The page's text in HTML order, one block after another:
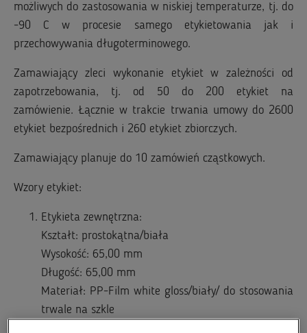
możliwych do zastosowania w niskiej temperaturze, tj. do
-90 C w procesie samego etykietowania jak i
przechowywania długoterminowego.
Zamawiający zleci wykonanie etykiet w zależności od
zapotrzebowania, tj. od 50 do 200 etykiet na
zamówienie. Łącznie w trakcie trwania umowy do 2600
etykiet bezpośrednich i 260 etykiet zbiorczych.
Zamawiający planuje do 10 zamówień cząstkowych.
Wzory etykiet:
Etykieta zewnętrzna:
Kształt: prostokątna/biała
Wysokość: 65,00 mm
Długość: 65,00 mm
Materiał: PP-Film white gloss/biały/ do stosowania
trwale na szkle